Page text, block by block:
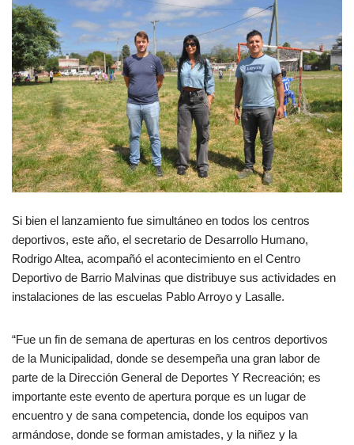
Si bien el lanzamiento fue simultáneo en todos los centros
deportivos, este año, el secretario de Desarrollo Humano,
Rodrigo Altea, acompañó el acontecimiento en el Centro
Deportivo de Barrio Malvinas que distribuye sus actividades en
instalaciones de las escuelas Pablo Arroyo y Lasalle.
“Fue un fin de semana de aperturas en los centros deportivos
de la Municipalidad, donde se desempeña una gran labor de
parte de la Dirección General de Deportes Y Recreación; es
importante este evento de apertura porque es un lugar de
encuentro y de sana competencia, donde los equipos van
armándose, donde se forman amistades, y la niñez y la